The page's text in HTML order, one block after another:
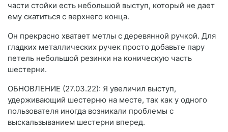
части стойки есть небольшой выступ, который не дает
ему скатиться с верхнего конца.
Он прекрасно хватает метлы с деревянной ручкой. Для
гладких металлических ручек просто добавьте пару
петель небольшой резинки на коническую часть
шестерни.
ОБНОВЛЕНИЕ (27.03.22): Я увеличил выступ,
удерживающий шестерню на месте, так как у одного
пользователя иногда возникали проблемы с
выскальзыванием шестерни вперед.